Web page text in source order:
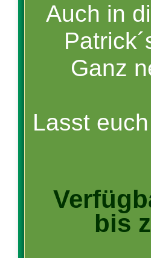
Auch in
Ganz
Lasst
bis